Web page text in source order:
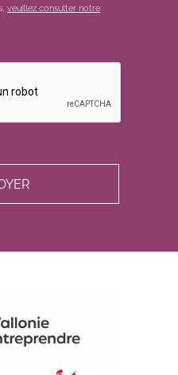
veuillez consulter notre